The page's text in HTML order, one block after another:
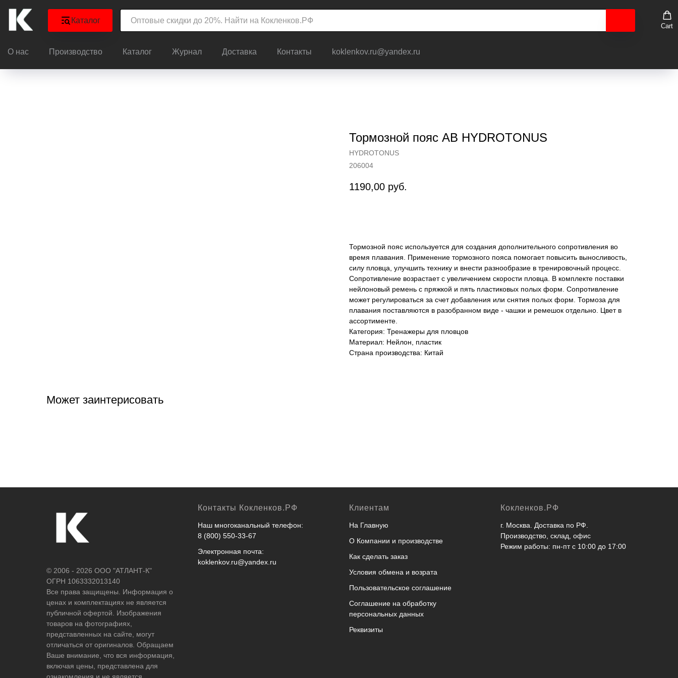
Каталог
Cart
О нас Производство Каталог Журнал Доставка Контакты koklenkov.ru@yandex.ru
Тормозной пояс АВ HYDROTONUS
HYDROTONUS
206004
1190,00 руб.
Тормозной пояс используется для создания дополнительного сопротивления во
время плавания. Применение тормозного пояса помогает повысить выносливость,
силу пловца, улучшить технику и внести разнообразие в тренировочный процесс.
Сопротивление возрастает с увеличением скорости пловца. В комплекте поставки
нейлоновый ремень с пряжкой и пять пластиковых полых форм. Сопротивление
может регулироваться за счет добавления или снятия полых форм. Тормоза для
плавания поставляются в разобранном виде - чашки и ремешок отдельно. Цвет в
ассортименте.
Категория: Тренажеры для пловцов
Материал: Нейлон, пластик
Страна производства: Китай
Может заинтерисовать
© 2006 - 2026 ООО "АТЛАНТ-К"
ОГРН 1063332013140
Все права защищены. Информация о
ценах и комплектациях не является
публичной офертой. Изображения
товаров на фотографиях,
представленных на сайте, могут
отличаться от оригиналов. Обращаем
Ваше внимание, что вся информация,
включая цены, представлена для
ознакомления и не является
Контакты Кокленков.РФ
Наш многоканальный телефон:
8 (800) 550-33-67
Электронная почта:
koklenkov.ru@yandex.ru
Клиентам
На Главную
О Компании и производстве
Как сделать заказ
Условия обмена и возрата
Пользовательское соглашение
Соглашение на обработку
персональных данных
Реквизиты
Кокленков.РФ
г. Москва. Доставка по РФ.
Производство, склад, офис
Режим работы: пн-пт с 10:00 до 17:00